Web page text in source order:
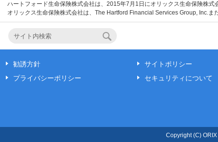
ハートフォード生命保険株式会社は、2015年7月1日にオリックス生命保険株
オリックス生命保険株式会社は、The Hartford Financial Services Group, Inc.ま
勧誘方針
プライバシーポリシー
サイトポリシー
セキュリティについて
Copyright (C)